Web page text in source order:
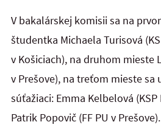
V bakalárskej komisii sa na
študentka Michaela Turisová
v Košiciach), na druhom mieste
v Prešove), na treťom mieste sa
súťažiaci: Emma Kelbelová (KSP
Patrik Popovič (FF PU v Prešove).